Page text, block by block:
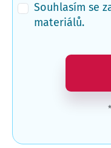
Souhlasím se
materiálů.